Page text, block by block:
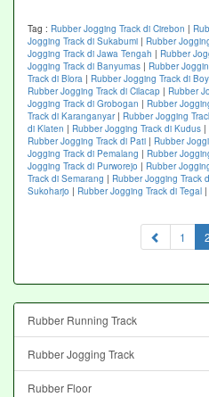
Tag : Rubber Jogging Track di Cirebon |
Jogging Track di Sukabumi | Rubber
Jogging Track di Jawa Tengah | Rubber
Jogging Track di Banyumas | Rubber
Track di Blora | Rubber Jogging Track di
Rubber Jogging Track di Cilacap | Rubber
Jogging Track di Grobogan | Rubber
Track di Karanganyar| Rubber Jogging
di Klaten | Rubber Jogging Track di Kudus |
Rubber Jogging Track di Pati | Rubber
Jogging Track di Pemalang | Rubber
Jogging Track di Purworejo | Rubber
Track di Semarang | Rubber Jogging Track
Sukoharjo | Rubber Jogging Track di Tegal |
1 2
Rubber Running Track
Rubber Jogging Track
Rubber Floor